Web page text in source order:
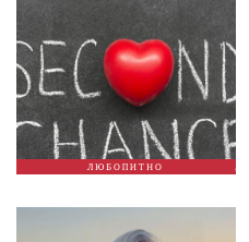
ЛЮБОПИТНО